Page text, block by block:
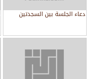
دعاء الجلسة بين السجدتين